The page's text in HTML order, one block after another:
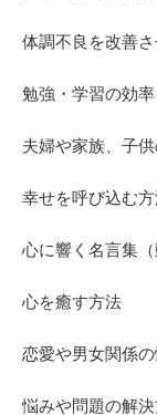
体調不良を改善
勉強・学習の効
夫婦や家族、子
幸せを呼び込む
心に響く名言集（
心を癒す方法
恋愛や男女関係
悩みや問題の解